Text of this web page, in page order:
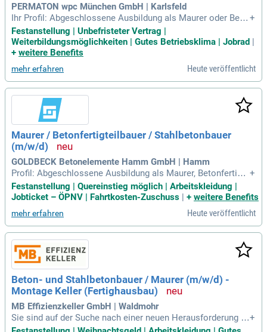
PERMATON wpc München GmbH | Karlsfeld
Ihr Profil: Abgeschlossene Ausbildung als Maurer oder Beto
n- und Stahlbetonbauer; mehrjährige Berufs- (Erfahrungen) i
m Bereich Betonsanierung; selbstständiges und teamorienti
ertes Arbeiten; zuverlässige und zielstrebige Arbeitsweise, s
+
Festanstellung | Unbefristeter Vertrag |
Weiterbildungsmöglichkeiten | Gutes Betriebsklima | Jobrad |
+ weitere Benefits
mehr erfahren Heute veröffentlicht
Maurer / Betonfertigteilbauer / Stahlbetonbauer
(m/w/d)
GOLDBECK Betonelemente Hamm GmbH | Hamm
Profil: Abgeschlossene Ausbildung als Maurer, Betonfertigte
ilbauer, Stahlbetonbauer (m/w/d) oder eine vergleichbare Qu
alifikation; Quereinsteiger (m/w/d) mit handwerklichem Ges
Betonfertigteilbau
+
Festanstellung | Quereinstieg möglich | Arbeitskleidung |
Jobticket – ÖPNV | Fahrtkosten-Zuschuss | + weitere Benefits
mehr erfahren Heute veröffentlicht
Beton- und Stahlbetonbauer / Maurer (m/w/d) -
Montage Keller (Fertighausbau)
MB Effizienzkeller GmbH | Waldmohr
Sie sind auf der Suche nach einer neuen Herausforderung al
s Beton- und Stahlbetonbauer/Maurer im Fertighausbau? Bei
+